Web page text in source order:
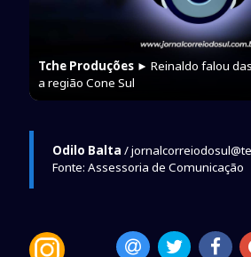
Tche Produções► Reinaldo falou
a região Cone Sul
Odilo Balta /
Fonte: Assessoria de Comunicação